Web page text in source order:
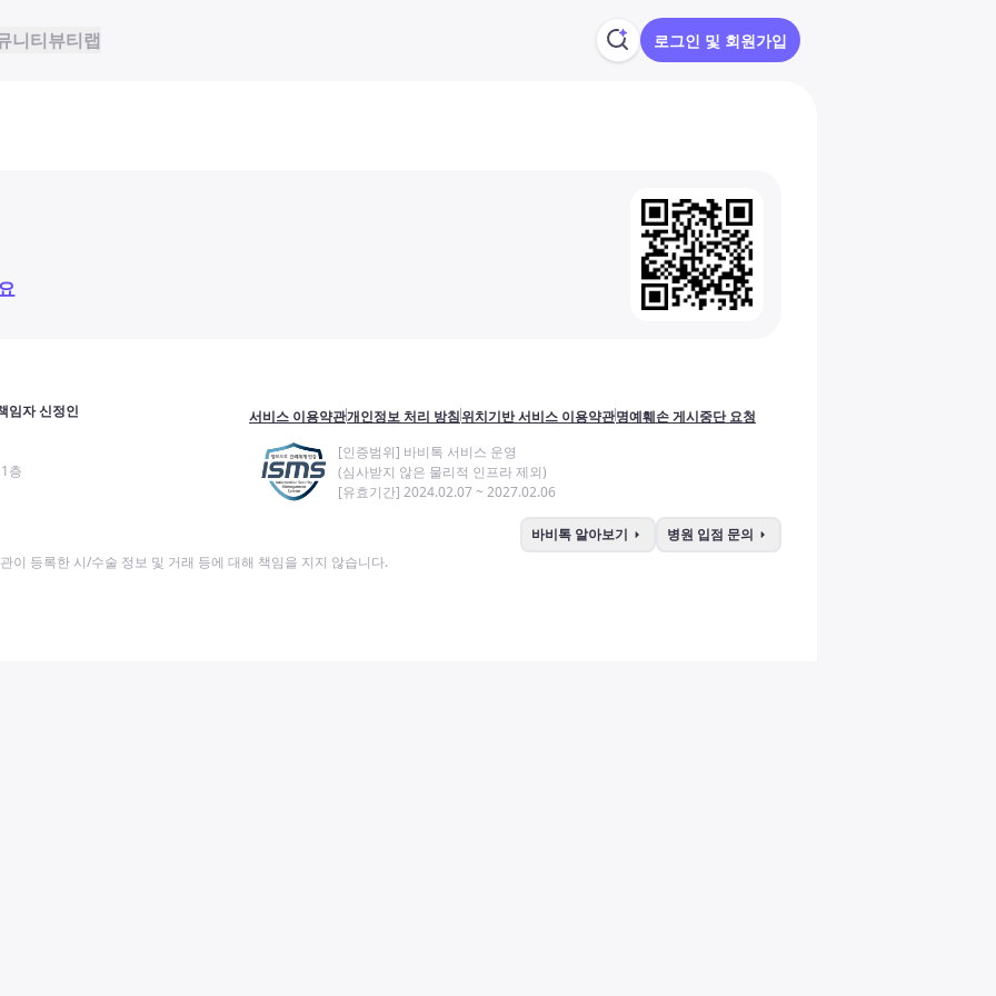
니티뷰티랩 로그인 및 회원가입
임자 신정인
층
서비스 이용약관개인정보 처리 방침위치기반 서비스 이용약관명예훼손 게시중단 요청
[인증범위] 바비톡 서비스 운영
(심사받지 않은 물리적 인프라 제외)
[유효기간] 2024.02.07 ~ 2027.02.06
바비톡 알아보기 arrow_right 병원 입점 문의 arrow_right
이 등록한 시/수술 정보 및 거래 등에 대해 책임을 지지 않습니다.